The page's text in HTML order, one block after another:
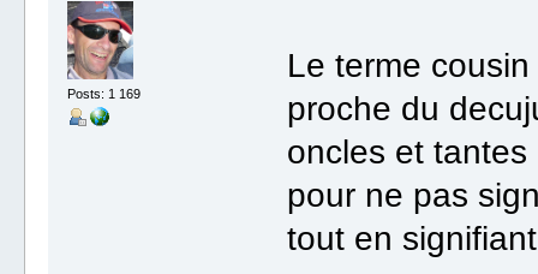
Posts: 1 169
Le terme
proche du
oncles et
pour ne pas
tout en